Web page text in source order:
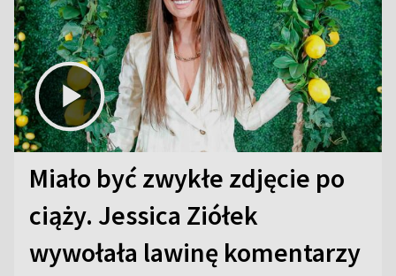
Miało być zwykłe zdjęcie po
ciąży. Jessica Ziółek
wywołała lawinę komentarzy